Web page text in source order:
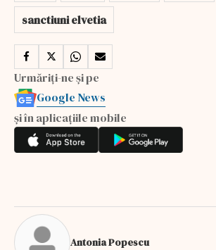
sanctiuni elvetia
Urmăriți-ne și pe
Google News
și în aplicațiile mobile
Antonia Popescu